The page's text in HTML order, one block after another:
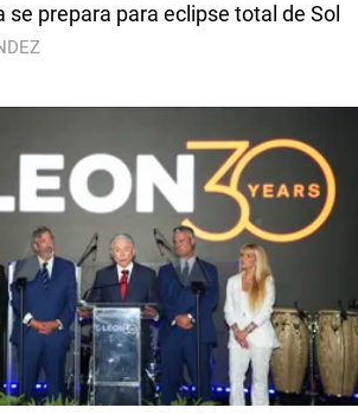
se prepara para eclipse total de Sol